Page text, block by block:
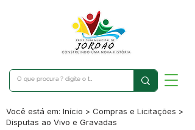
Você está em: Início > Compras e Licitações >
Disputas ao Vivo e Gravadas